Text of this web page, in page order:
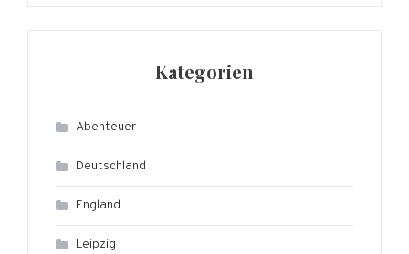
Kategorien
Abenteuer
Deutschland
England
Leipzig